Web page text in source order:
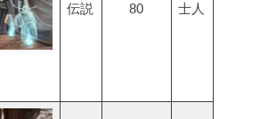
伝説 80 士人